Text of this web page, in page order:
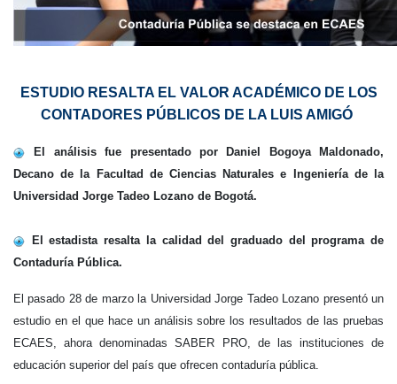
ESTUDIO RESALTA EL VALOR ACADÉMICO DE LOS
CONTADORES PÚBLICOS DE LA LUIS AMIGÓ
El análisis fue presentado por Daniel Bogoya Maldonado,
Decano de la Facultad de Ciencias Naturales e Ingeniería de la
Universidad Jorge Tadeo Lozano de Bogotá.
El estadista resalta la calidad del graduado del programa de
Contaduría Pública.
El pasado 28 de marzo la Universidad Jorge Tadeo Lozano presentó un
estudio en el que hace un análisis sobre los resultados de las pruebas
ECAES, ahora denominadas SABER PRO, de las instituciones de
educación superior del país que ofrecen contaduría pública.